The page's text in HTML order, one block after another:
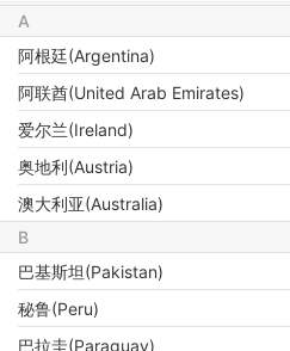
A
阿根廷(Argentina)
阿联酋(United Arab Emirates)
爱尔兰(Ireland)
奥地利(Austria)
澳大利亚(Australia)
B
巴基斯坦(Pakistan)
秘鲁(Peru)
巴拉圭(Paraguay)